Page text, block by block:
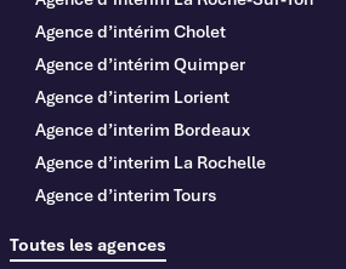
Agence d’intérim Cholet
Agence d’intérim Quimper
Agence d’interim Lorient
Agence d’interim Bordeaux
Agence d’interim La Rochelle
Agence d’interim Tours
Toutes les agences